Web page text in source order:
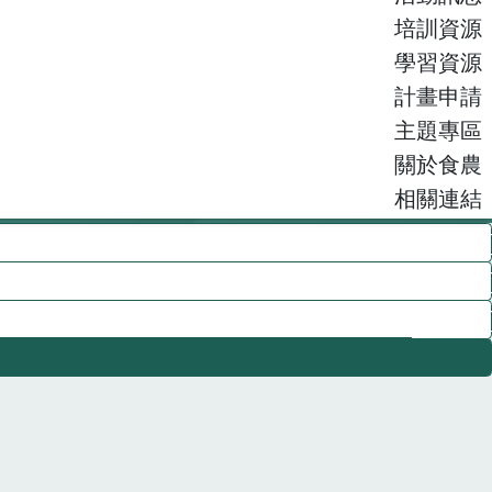
培訓資源
學習資源
計畫申請
主題專區
關於食農
相關連結